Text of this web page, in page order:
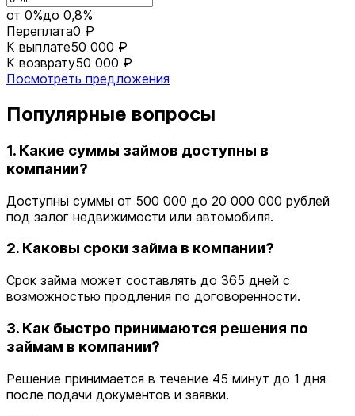
от 0%до 0,8%
Переплата0 ₽
К выплате50 000 ₽
К возврату50 000 ₽
Посмотреть предложения
Популярные вопросы
1. Какие суммы займов доступны в
компании?
Доступны суммы от 500 000 до 20 000 000 рублей
под залог недвижимости или автомобиля.
2. Каковы сроки займа в компании?
Срок займа может составлять до 365 дней с
возможностью продления по договоренности.
3. Как быстро принимаются решения по
займам в компании?
Решение принимается в течение 45 минут до 1 дня
после подачи документов и заявки.